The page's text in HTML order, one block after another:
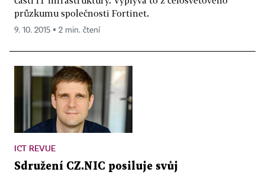
průzkumu společnosti Fortinet.
9. 10. 2015 ▪ 2 min. čtení
ICT REVUE
Sdružení CZ.NIC posiluje svůj